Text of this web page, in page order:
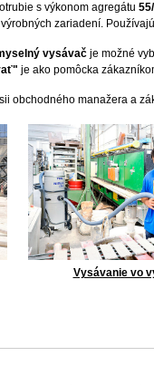
s výkonom agregátu
zariadení.
vysávač je možné
je ako pomôcka
obchodného manažera a
Vysávanie vo